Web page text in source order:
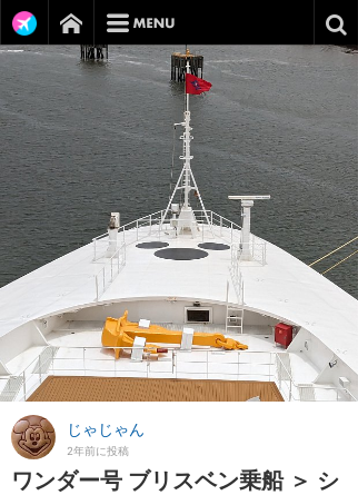
じゃじゃん
2年前に投稿
ワンダー号 ブリスベン乗船 ＞ シ